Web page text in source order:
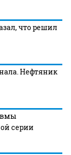
что решил
Нефтяник
серии